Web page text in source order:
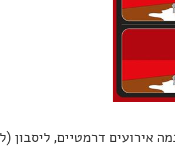
אירועים דרמטיים,